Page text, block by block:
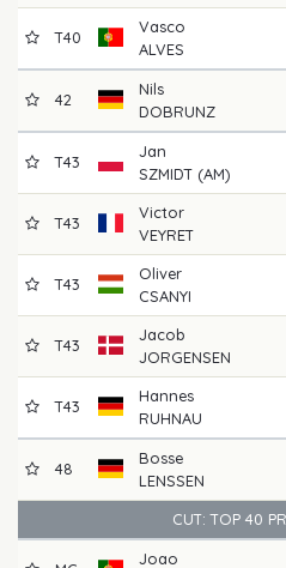
T40
Vasco
ALVES
42
Nils
DOBRUNZ
T43
Jan
SZMIDT (AM)
T43
Victor
VEYRET
T43
Oliver
CSANYI
T43
Jacob
JORGENSEN
T43
Hannes
RUHNAU
48
Bosse
LENSSEN
CUT: TOP 40
Joao